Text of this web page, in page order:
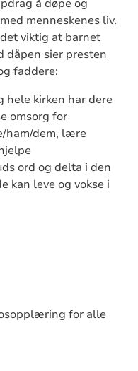
å døpe og
menneskenes liv.
viktig at barnet
dåpen sier presten
faddere:
hele kirken har dere
omsorg for
ham/dem, lære
ord og delta i den
kan leve og vokse i
for alle